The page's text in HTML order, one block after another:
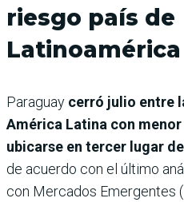
riesgo país de
Latinoamérica
Paraguay cerró julio entre
América Latina con
ubicarse en tercer lugar
de acuerdo con el último
con Mercados Emergentes